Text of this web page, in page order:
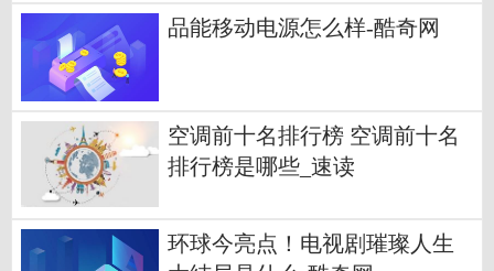
简单一点 姜太公钓鱼愿者上钩
的来历简短 天天热点评
品能移动电源怎么样-酷奇网
空调前十名排行榜 空调前十名
排行榜是哪些_速读
环球今亮点！电视剧璀璨人生